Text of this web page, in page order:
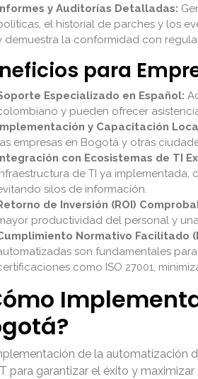
y Auditorías Detalladas:
el historial de parches y los
demuestra la conformidad con
para
Especializado en Español:
y pueden ofrecer
y Capacitación
empresas en Bogotá y otras
con Ecosistemas de TI
de TI ya implementada,
silos de información.
de Inversión (ROI)
productividad del personal y
Normativo Facilitado
son fundamentales
como ISO 27001,
de la automatización
para garantizar el éxito y